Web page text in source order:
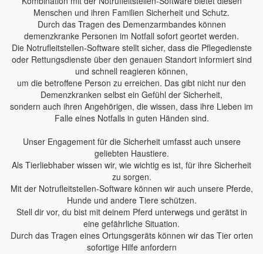
Menschen und ihren Familien Sicherheit und Schutz.
Durch das Tragen des Demenzarmbandes können
demenzkranke Personen im Notfall sofort geortet werden.
Die Notrufleitstellen-Software stellt sicher, dass die Pflegedienste
oder Rettungsdienste über den genauen Standort informiert sind
und schnell reagieren können,
um die betroffene Person zu erreichen. Das gibt nicht nur den
Demenzkranken selbst ein Gefühl der Sicherheit,
sondern auch ihren Angehörigen, die wissen, dass ihre Lieben im
Falle eines Notfalls in guten Händen sind.
Unser Engagement für die Sicherheit umfasst auch unsere
geliebten Haustiere.
Als Tierliebhaber wissen wir, wie wichtig es ist, für ihre Sicherheit
zu sorgen.
Mit der Notrufleitstellen-Software können wir auch unsere Pferde,
Hunde und andere Tiere schützen.
Stell dir vor, du bist mit deinem Pferd unterwegs und gerätst in
eine gefährliche Situation.
Durch das Tragen eines Ortungsgeräts können wir das Tier orten
sofortige Hilfe anfordern